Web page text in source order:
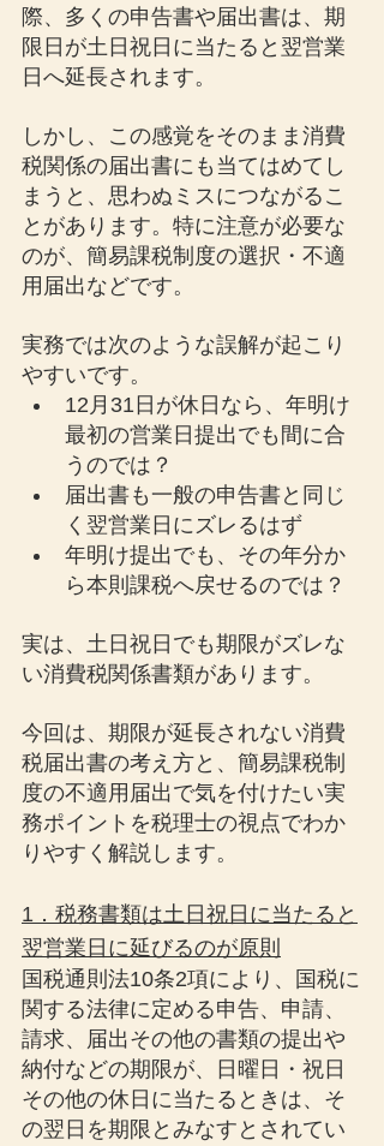
際、多くの申告書や届出書は、期
限日が土日祝日に当たると翌営業
日へ延長されます。
しかし、この感覚をそのまま消費
税関係の届出書にも当てはめてし
まうと、思わぬミスにつながるこ
とがあります。特に注意が必要な
のが、簡易課税制度の選択・不適
用届出などです。
実務では次のような誤解が起こり
やすいです。
12月31日が休日なら、年明け
最初の営業日提出でも間に合
うのでは？
届出書も一般の申告書と同じ
く翌営業日にズレるはず
年明け提出でも、その年分か
ら本則課税へ戻せるのでは？
実は、 土日祝日でも期限がズレな
い消費税関係書類があります。
今回は、期限が延長されない消費
税届出書の考え方と、簡易課税制
度の不適用届出で気を付けたい実
務ポイントを税理士の視点でわか
りやすく解説します。
1．税務書類は土日祝日に当たると
翌営業日に延びるのが原則
国税通則法10条2項により、国税に
関する法律に定める申告、申請、
請求、届出その他の書類の提出や
納付などの期限が、日曜日・祝日
その他の休日に当たるときは、そ
の翌日を期限とみなすとされてい